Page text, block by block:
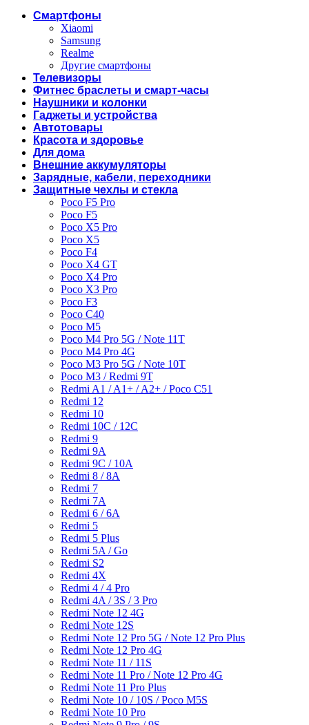
Смартфоны
Xiaomi
Samsung
Realme
Другие смартфоны
Телевизоры
Фитнес браслеты и смарт-часы
Наушники и колонки
Гаджеты и устройства
Автотовары
Красота и здоровье
Для дома
Внешние аккумуляторы
Зарядные, кабели, переходники
Защитные чехлы и стекла
Poco F5 Pro
Poco F5
Poco X5 Pro
Poco X5
Poco F4
Poco X4 GT
Poco X4 Pro
Poco X3 Pro
Poco F3
Poco C40
Poco M5
Poco M4 Pro 5G / Note 11T
Poco M4 Pro 4G
Poco M3 Pro 5G / Note 10T
Poco M3 / Redmi 9T
Redmi A1 / A1+ / A2+ / Poco C51
Redmi 12
Redmi 10
Redmi 10C / 12C
Redmi 9
Redmi 9A
Redmi 9C / 10A
Redmi 8 / 8A
Redmi 7
Redmi 7A
Redmi 6 / 6A
Redmi 5
Redmi 5 Plus
Redmi 5A / Go
Redmi S2
Redmi 4X
Redmi 4 / 4 Pro
Redmi 4A / 3S / 3 Pro
Redmi Note 12 4G
Redmi Note 12S
Redmi Note 12 Pro 5G / Note 12 Pro Plus
Redmi Note 12 Pro 4G
Redmi Note 11 / 11S
Redmi Note 11 Pro / Note 12 Pro 4G
Redmi Note 11 Pro Plus
Redmi Note 10 / 10S / Poco M5S
Redmi Note 10 Pro